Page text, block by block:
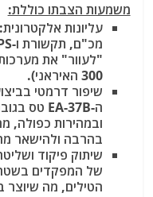
משמעות הצבתו כוללת:
עליונות אלקטרונית:
300 האיראני).
ובמהירות כפולה,
בהרבה ולהישאר
שיתוק פיקוד
של המפקדים
הטילים, מה שיוצר